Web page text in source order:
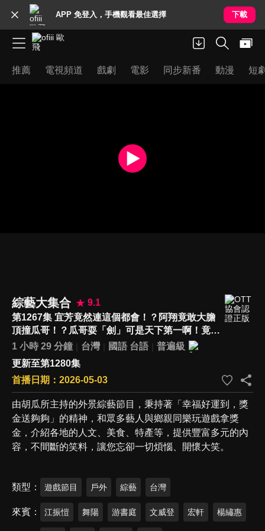
APP 免登入，手機觀看最佳選擇 下載
推薦 電視頻道 戲劇 電影 同步新番 動漫 短
綜藝大集合
9.1
第1267集 宜芳竟然連這個都會！？阿翔竟敢大膽
頂撞瓜哥！？瓜哥耍「劍」可是天下第一啊！竟然
邀請到國際影后與瓜哥對打！？(屏東市)
1 小時 29 分鐘 台灣 國語 台語
普遍級
更新至第1280集
首播日期：2026-05-03
由胡瓜所主持的外景綜藝節目，秉持著「幸福好運到，獎
金送夠夠」的精神，和眾多藝人與鄉親同樂玩遊戲拿獎
金，介紹各地的人文、美食、特產等，提供豐富多元的內
容，不間斷的笑料，讓您忘卻一切煩惱、開懷大笑。
類型 遊戲節目 戶外 綜藝 台灣
來賓 江振愷 舞陽 游書庭 文威登 宏軒 楊繡惠